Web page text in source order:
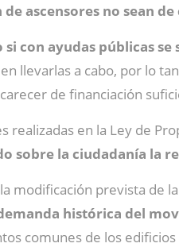
ascensores no sean
con ayudas públicas
llevarlas a cabo, por lo
de financiación
realizadas en la Ley de
sobre la ciudadanía la
modificación prevista de
histórica del
comunes de los